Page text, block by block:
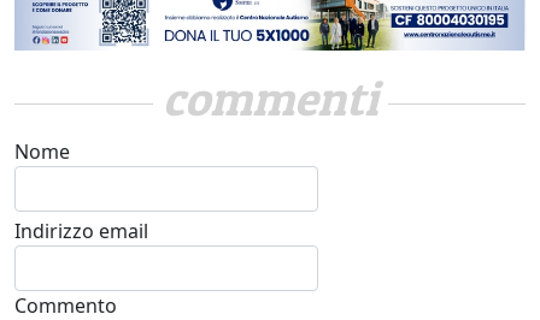
commenti
Nome
Indirizzo email
Commento